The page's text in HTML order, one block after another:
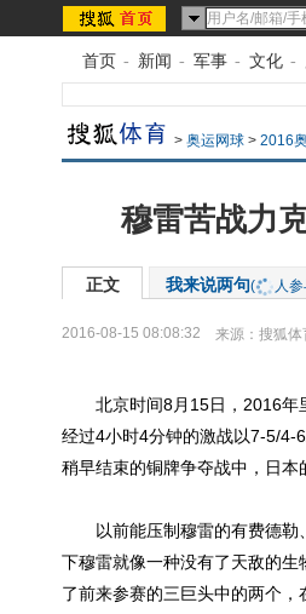
首页 - 新闻 - 军事 - 文化 -
> 奥运网球 > 2016
穆雷苦战力
正文 我来说两句( 人
2016-08-15 08:08:32 来源： 搜狐体
北京时间8月15日，2016年
经过4小时4分钟的激战以7-5/4-
稍早结束的铜牌争夺战中，日本
以前能压制穆雷的有费德勒
下穆雷就像一种没有了天敌的
了前来参赛的三巨头中的两个，